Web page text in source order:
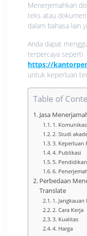
Menerjemahkan
teks atau
dalam bahasa lain
Anda dapat
terpercaya seperti
https://
untuk keperluan
Table of
Jasa
1.
2. Studi
3. Keperluan
4. Publikasi
5. Pendidikan
6.
Perbedaan
Translate
1. Jangkauan
2. Cara Kerja
3. Kualitas
4. Harga